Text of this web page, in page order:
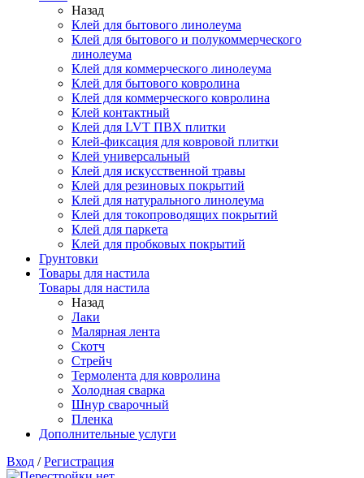
Назад
Клей для бытового линолеума
Клей для бытового и полукоммерческого
линолеума
Клей для коммерческого линолеума
Клей для бытового ковролина
Клей для коммерческого ковролина
Клей контактный
Клей для LVT ПВХ плитки
Клей-фиксация для ковровой плитки
Клей универсальный
Клей для искусственной травы
Клей для резиновых покрытий
Клей для натурального линолеума
Клей для токопроводящих покрытий
Клей для паркета
Клей для пробковых покрытий
Грунтовки
Товары для настила
Товары для настила
Назад
Лаки
Малярная лента
Скотч
Стрейч
Термолента для ковролина
Холодная сварка
Шнур сварочный
Пленка
Дополнительные услуги
Вход /Регистрация